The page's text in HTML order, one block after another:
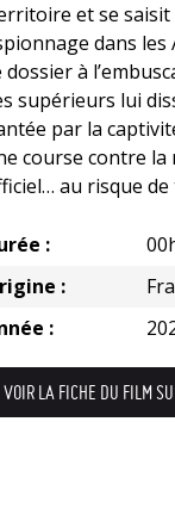
et se saisit
dans les
dossier à
supérieurs lui
par la
course contre
au risque
:
:
:
VOIR LA FICHE DU FILM